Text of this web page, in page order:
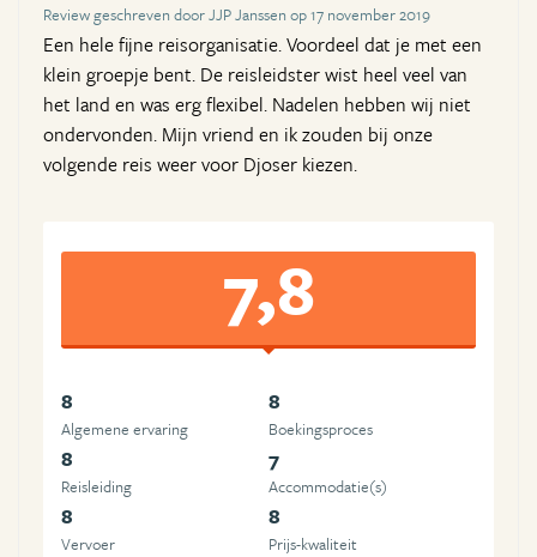
Review geschreven door JJP Janssen op 17 november 2019
Een hele fijne reisorganisatie. Voordeel dat je met een
klein groepje bent. De reisleidster wist heel veel van
het land en was erg flexibel. Nadelen hebben wij niet
ondervonden. Mijn vriend en ik zouden bij onze
volgende reis weer voor Djoser kiezen.
7,8
8
Algemene ervaring
8
Boekingsproces
8
Reisleiding
7
Accommodatie(s)
8
Vervoer
8
Prijs-kwaliteit